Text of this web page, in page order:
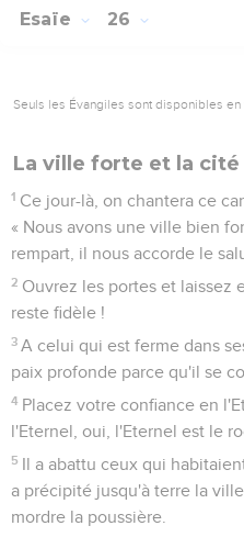
Esaïe 26
Seuls les Évangiles sont disponibles en
La ville forte et la
1 Ce jour-là, on chantera ce
« Nous avons une ville bien
rempart, il nous accorde le
2 Ouvrez les portes et laissez
reste fidèle !
3 A celui qui est ferme dans
paix profonde parce qu'il se
4 Placez votre confiance en
l'Eternel, oui, l'Eternel est le
5 Il a abattu ceux qui
a précipité jusqu'à terre la
mordre la poussière.